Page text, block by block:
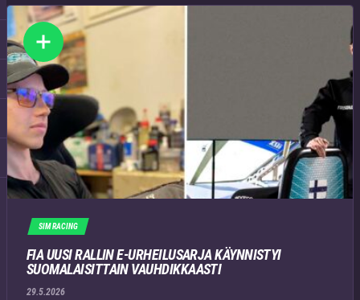
SIM RACING
FIA UUSI RALLIN E-URHEILUSARJA KÄYNNISTYI
SUOMALAISITTAIN VAUHDIKKAASTI
29.5.2026